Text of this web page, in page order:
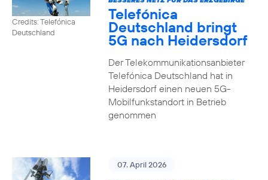
Credits: Telefónica
Deutschland
Telefónica
Deutschland bringt
5G nach Heidersdorf
Der Telekommunikationsanbieter
Telefónica Deutschland hat in
Heidersdorf einen neuen 5G-
Mobilfunkstandort in Betrieb
genommen
07. April 2026